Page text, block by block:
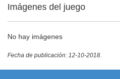
Imágenes del juego
No hay imágenes
Fecha de publicación: 12-10-2018.